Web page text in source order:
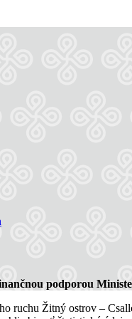
podporou
ruchu Žitný ostrov –